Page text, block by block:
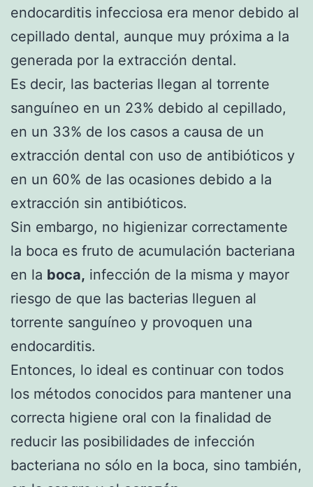
endocarditis infecciosa era menor debido al
cepillado dental, aunque muy próxima a la
generada por la extracción dental.
Es decir, las bacterias llegan al torrente
sanguíneo en un 23% debido al cepillado,
en un 33% de los casos a causa de un
extracción dental con uso de antibióticos y
en un 60% de las ocasiones debido a la
extracción sin antibióticos.
Sin embargo, no higienizar correctamente
la boca es fruto de acumulación bacteriana
en la boca, infección de la misma y mayor
riesgo de que las bacterias lleguen al
torrente sanguíneo y provoquen una
endocarditis.
Entonces, lo ideal es continuar con todos
los métodos conocidos para mantener una
correcta higiene oral con la finalidad de
reducir las posibilidades de infección
bacteriana no sólo en la boca, sino también,